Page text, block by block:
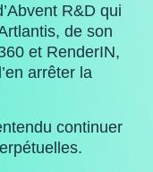
R&D qui
de son
et RenderIN,
arrêter la
continuer